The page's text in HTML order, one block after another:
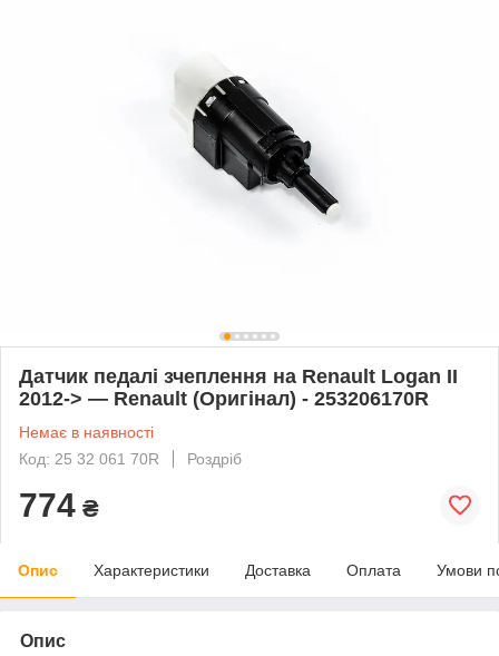
Датчик педалі зчеплення на Renault Logan II
2012-> — Renault (Оригінал) - 253206170R
Немає в наявності
Код: 25 32 061 70R
Роздріб
774 ₴
Опис Характеристики Доставка Оплата Умови
Опис